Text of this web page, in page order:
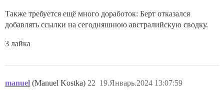
Также требуется ещё много доработок: Берт отказался
добавлять ссылки на сегодняшнюю австралийскую сводку.
3 лайка
manuel (Manuel Kostka) 19.Январь.2024 13:07:59
22